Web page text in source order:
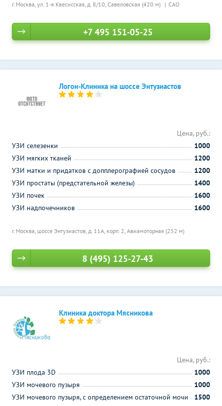
г. Москва, ул. 1-я Квесисская, д. 8/10, Савеловская (420 м) САО
+7 495 151-05-25
Логон-Клиника на шоссе Энтузиастов
г. Москва, шоссе Энтузиастов, д. 11А, корп. 2, Авиамоторная (252 м)
Цена, руб.:
УЗИ селезенки
1000
УЗИ мягких тканей
1200
УЗИ матки и придатков с допплерографией сосудов
1200
УЗИ простаты (предстательной железы)
1400
УЗИ почек
1600
УЗИ надпочечников
1600
8 (495) 125-27-43
Клиника доктора Мясникова
Цена, руб.:
УЗИ плода 3D
1000
УЗИ мочевого пузыря
1000
УЗИ мочевого пузыря, с определением остаточной мочи
1500